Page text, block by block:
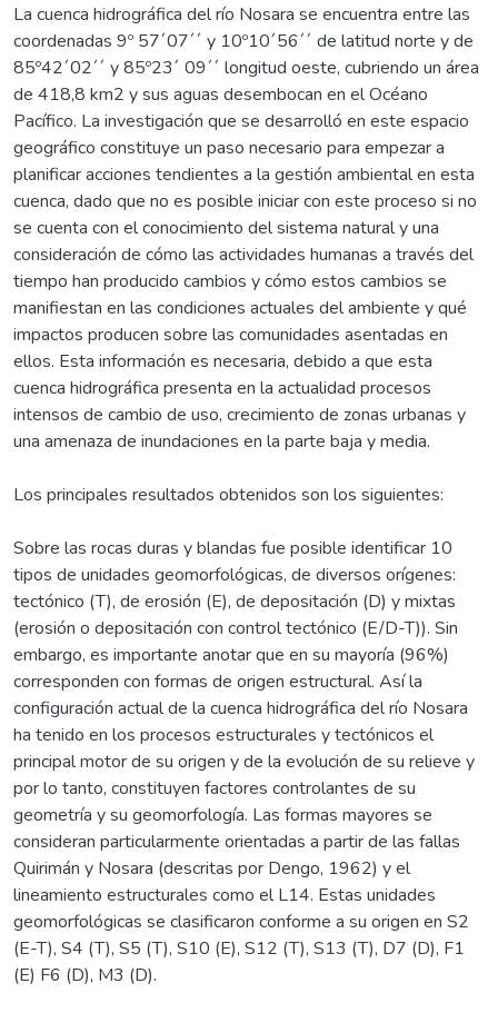
La cuenca hidrográfica del río Nosara se encuentra entre las
coordenadas 9º 57´07´´ y 10º10´56´´ de latitud norte y de
85º42´02´´ y 85º23´ 09´´ longitud oeste, cubriendo un área
de 418,8 km2 y sus aguas desembocan en el Océano
Pacífico. La investigación que se desarrolló en este espacio
geográfico constituye un paso necesario para empezar a
planificar acciones tendientes a la gestión ambiental en esta
cuenca, dado que no es posible iniciar con este proceso si no
se cuenta con el conocimiento del sistema natural y una
consideración de cómo las actividades humanas a través del
tiempo han producido cambios y cómo estos cambios se
manifiestan en las condiciones actuales del ambiente y qué
impactos producen sobre las comunidades asentadas en
ellos. Esta información es necesaria, debido a que esta
cuenca hidrográfica presenta en la actualidad procesos
intensos de cambio de uso, crecimiento de zonas urbanas y
una amenaza de inundaciones en la parte baja y media.
Los principales resultados obtenidos son los siguientes:
Sobre las rocas duras y blandas fue posible identificar 10
tipos de unidades geomorfológicas, de diversos orígenes:
tectónico (T), de erosión (E), de depositación (D) y mixtas
(erosión o depositación con control tectónico (E/D-T)). Sin
embargo, es importante anotar que en su mayoría (96%)
corresponden con formas de origen estructural. Así la
configuración actual de la cuenca hidrográfica del río Nosara
ha tenido en los procesos estructurales y tectónicos el
principal motor de su origen y de la evolución de su relieve y
por lo tanto, constituyen factores controlantes de su
geometría y su geomorfología. Las formas mayores se
consideran particularmente orientadas a partir de las fallas
Quirimán y Nosara (descritas por Dengo, 1962) y el
lineamiento estructurales como el L14. Estas unidades
geomorfológicas se clasificaron conforme a su origen en S2
(E-T), S4 (T), S5 (T), S10 (E), S12 (T), S13 (T), D7 (D), F1
(E) F6 (D), M3 (D).